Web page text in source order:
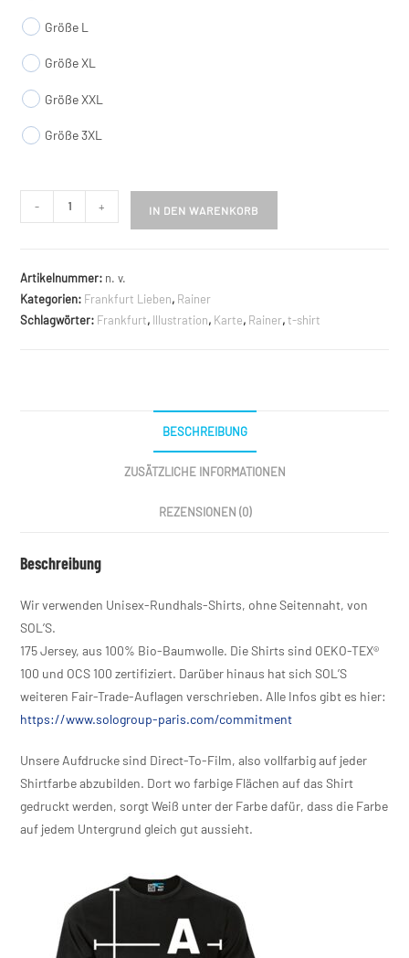
Größe L
Größe XL
Größe XXL
Größe 3XL
à
carte
T-
Shirt
- + IN DEN WARENKORB
Artikelnummer: n. v.
Kategorien: Frankfurt Lieben, Rainer
Schlagwörter: Frankfurt, Illustration, Karte, Rainer,t-shirt
BESCHREIBUNG
ZUSÄTZLICHE INFORMATIONEN
REZENSIONEN (0)
Beschreibung
Wir verwenden Unisex-Rundhals-Shirts, ohne Seitennaht, von
SOL’S.
175 Jersey, aus 100% Bio-Baumwolle. Die Shirts sind OEKO-TEX®
100 und OCS 100 zertifiziert. Darüber hinaus hat sich SOL’S
weiteren Fair-Trade-Auflagen verschrieben. Alle Infos gibt es hier:
https://www.sologroup-paris.com/commitment
Unsere Aufdrucke sind Direct-To-Film, also vollfarbig auf jeder
Shirtfarbe abzubilden. Dort wo farbige Flächen auf das Shirt
gedruckt werden, sorgt Weiß unter der Farbe dafür, dass die Farbe
auf jedem Untergrund gleich gut aussieht.